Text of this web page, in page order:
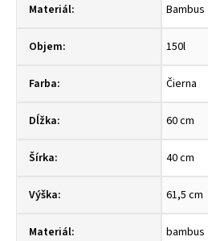
Materiál: Bambus
Objem: 150l
Farba: Čierna
Dĺžka: 60 cm
Šírka: 40 cm
Výška: 61,5 cm
Materiál: bambus